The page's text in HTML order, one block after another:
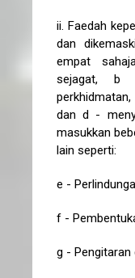
ii. Faedah
dan
empat
sejagat, b
dan d -
masukkan
lain seperti:
e -
f -
g - Pengitaran